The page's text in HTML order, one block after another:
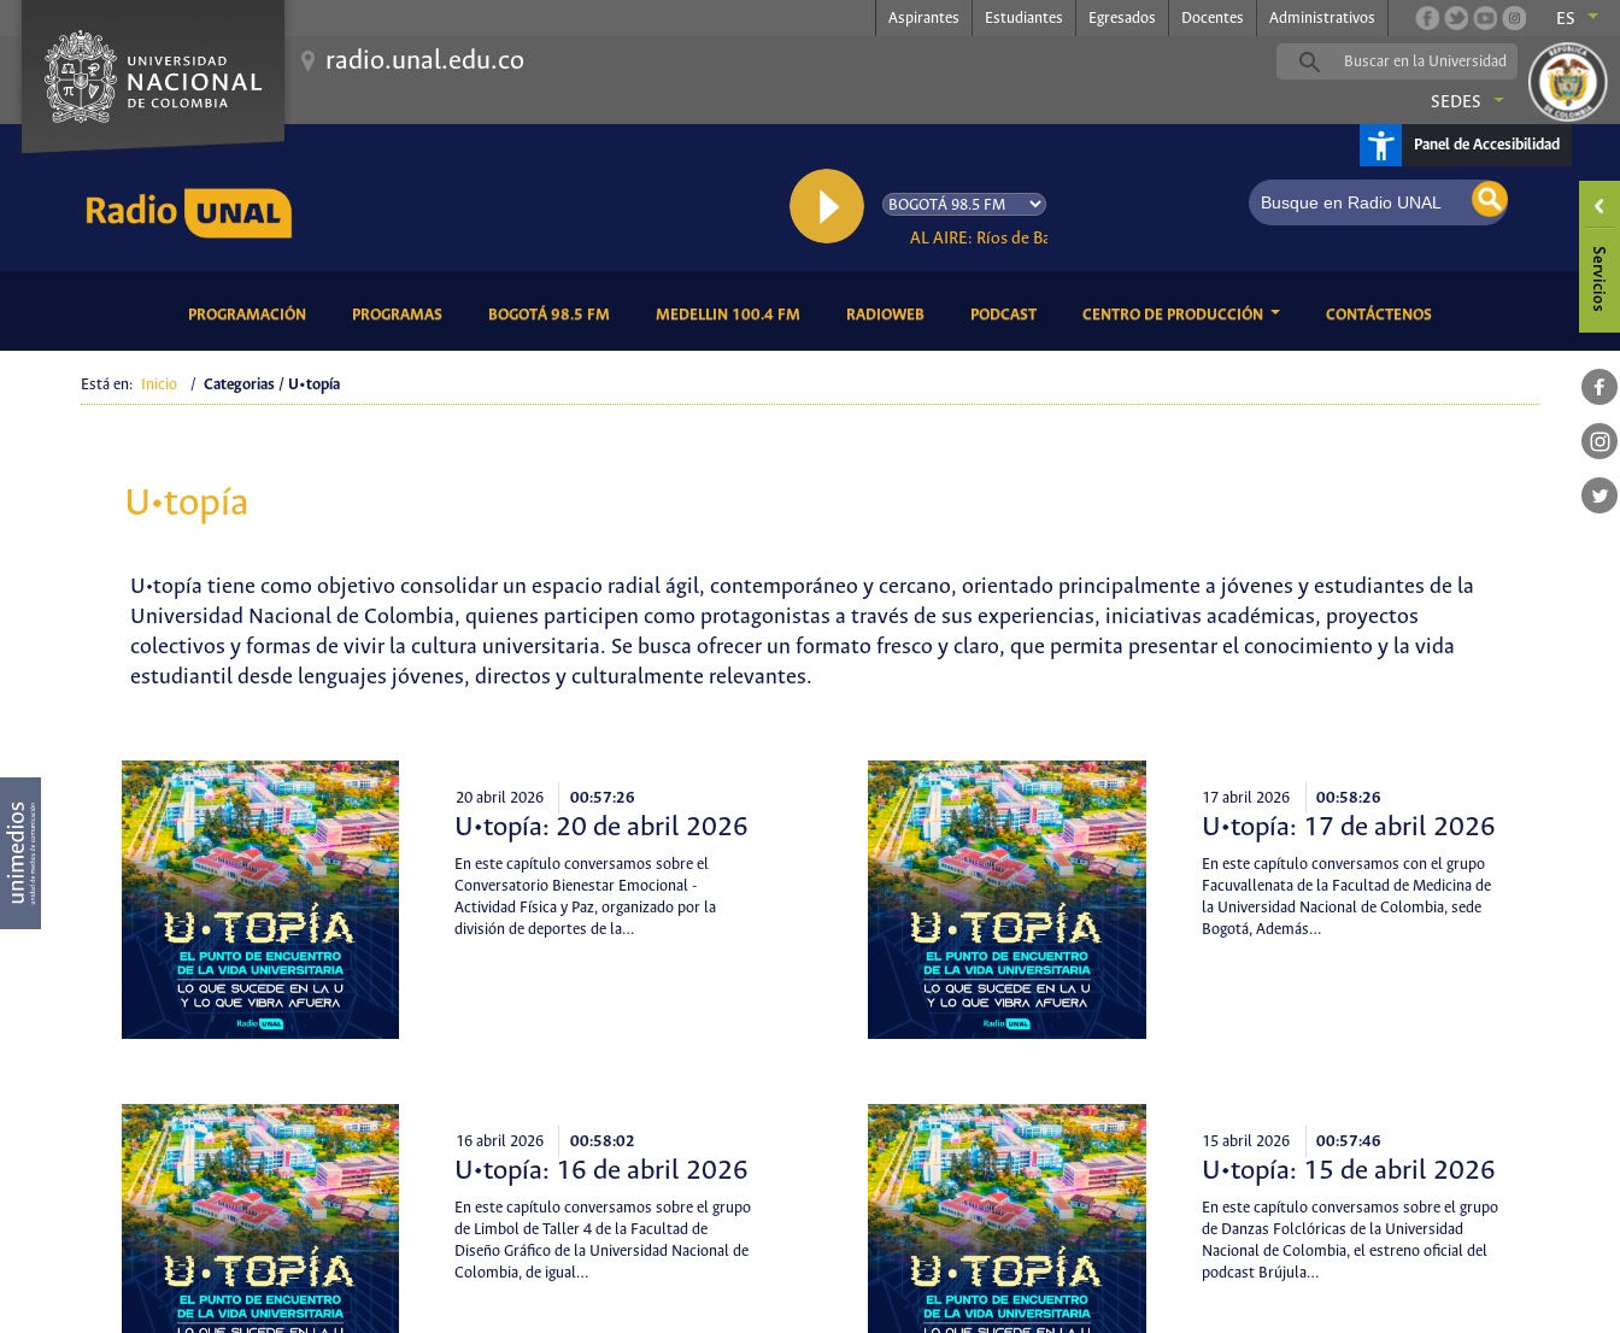
Aspirantes Estudiantes Egresados Docentes Administrativos ES
radio.unal.edu.co
SEDES
Panel de Accesibilidad
AL AIRE: Ríos de Babilonia
PROGRAMACIÓN(CURRENT)PROGRAMAS(CURRENT)BOGOTÁ 98.5 FM(CURRENT)MEDELLIN 100.4 FM(CURRENT)RADIOWEB(CURRENT)PODCAST(CURRENT)CENTRO DE PRODUCCIÓN CONTÁCTENOS(CURRENT)
Está en: Inicio / Categorias / U•topía
U•topía
U•topía tiene como objetivo consolidar un espacio radial ágil, contemporáneo y cercano, orientado principalmente a jóvenes y estudiantes de la
Universidad Nacional de Colombia, quienes participen como protagonistas a través de sus experiencias, iniciativas académicas, proyectos
colectivos y formas de vivir la cultura universitaria. Se busca ofrecer un formato fresco y claro, que permita presentar el conocimiento y la vida
estudiantil desde lenguajes jóvenes, directos y culturalmente relevantes.
20 abril 2026 00:57:26
U•topía: 20 de abril 2026
En este capítulo conversamos sobre el
Conversatorio Bienestar Emocional -
Actividad Física y Paz, organizado por la
división de deportes de la…
17 abril 2026 00:58:26
U•topía: 17 de abril 2026
En este capítulo conversamos con el grupo
Facuvallenata de la Facultad de Medicina de
la Universidad Nacional de Colombia, sede
Bogotá, Además…
16 abril 2026 00:58:02
U•topía: 16 de abril 2026
En este capítulo conversamos sobre el grupo
de Limbol de Taller 4 de la Facultad de
Diseño Gráfico de la Universidad Nacional de
Colombia, de igual…
15 abril 2026 00:57:46
U•topía: 15 de abril 2026
En este capítulo conversamos sobre el grupo
de Danzas Folclóricas de la Universidad
Nacional de Colombia, el estreno oficial del
podcast Brújula…